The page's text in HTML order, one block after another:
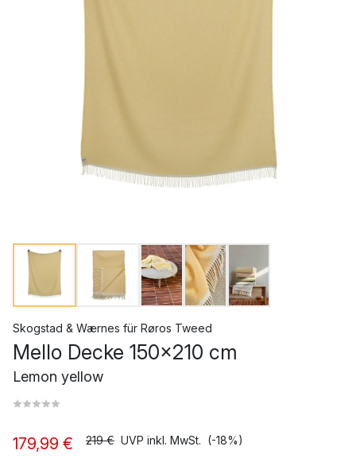
Skogstad & Wærnes für Røros Tweed
Mello Decke 150x210 cm
Lemon yellow
179,99 € 219 € UVP inkl. MwSt. (-18%)